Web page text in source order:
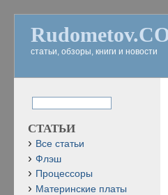
статьи, обзоры, книги и новости
СТАТЬИ
Все статьи
Флэш
Процессоры
Материнские платы